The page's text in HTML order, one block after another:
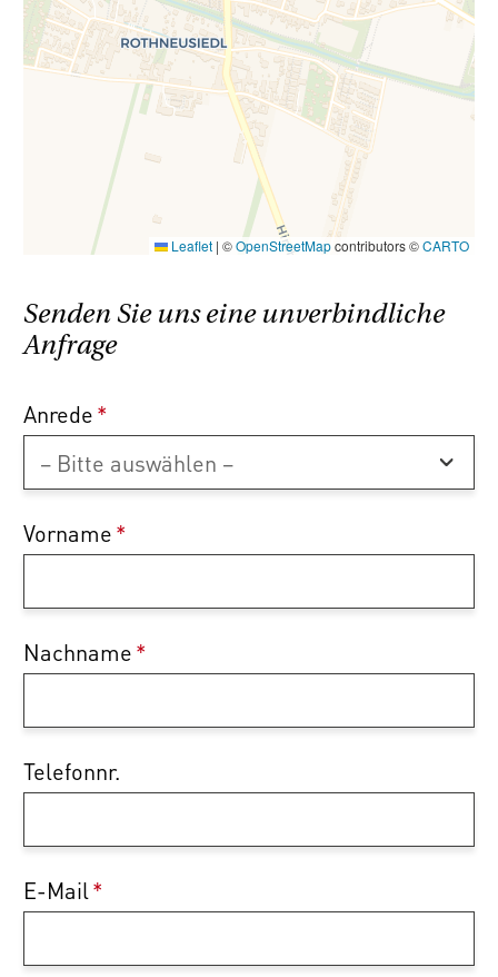
Leaflet | ©OpenStreetMapcontributors ©CARTO
Senden Sie uns eine unverbindliche
Anfrage
Anrede*
Vorname*
Nachname*
Telefonnr.
E-Mail*